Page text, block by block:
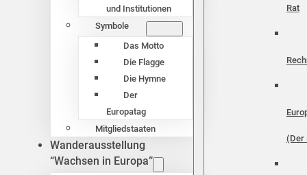
und Institutionen
Symbole
Das Motto
Die Flagge
Die Hymne
Der
Europatag
Mitgliedstaaten
Wanderausstellung
“Wachsen in Europa”
Rat
(Der